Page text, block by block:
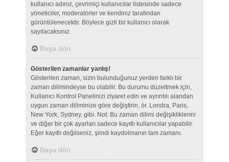
kullanıcı adınız, çevrimiçi kullanıcılar listesinde sadece
yöneticiler, moderatörler ve kendiniz tarafından
görüntülenecektir. Böylece gizli bir kullanıcı olarak
sayılacaksınız.
Başa dön
Gösterilen zamanlar yanlış!
Gösterilen zaman, sizin bulunduğunuz yerden farklı bir
zaman dilimindeyse bu olabilir. Bu durumu düzeltmek için,
Kullanıcı Kontrol Panelinizi ziyaret edin ve ayrıntılı alandan
uygun zaman diliminize göre değiştirin, ör. Londra, Paris,
New York, Sydney, gibi. Not: Bu zaman dilimi değişikliklerini
ve diğer bir çok ayarları sadece kayıtlı kullanıcılar yapabilir.
Eğer kayıtlı değilseniz, şimdi kaydolmanın tam zamanı.
Başa dön